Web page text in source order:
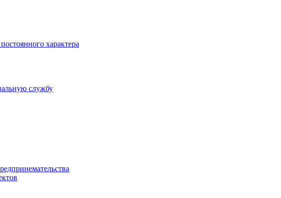
характера
службу